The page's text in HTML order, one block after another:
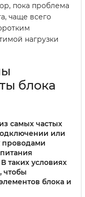
пока проблема
чаще всего
нагрузки
блока
самых частых
или
таких условиях
чтобы
блока и